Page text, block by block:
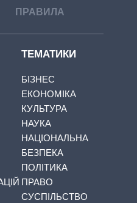
ПРАВИЛА
ТЕМАТИКИ
БІЗНЕС
ЕКОНОМІКА
КУЛЬТУРА
НАУКА
НАЦІОНАЛЬНА
БЕЗПЕКА
ПОЛІТИКА
ПРАВО
СУСПІЛЬСТВО